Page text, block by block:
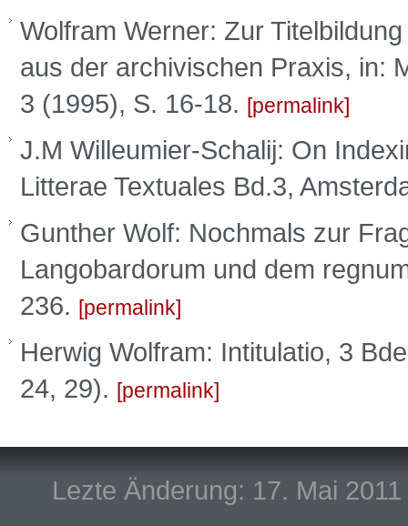
Wolfram Werner: Zur
aus der archivischen Praxis, in:
3 (1995), S. 16-18.
permalink
J.M Willeumier-Schalij: On
Litterae Textuales Bd.3,
Gunther Wolf: Nochmals zur
Langobardorum und dem
236.
permalink
Herwig Wolfram: Intitulatio, 3
24, 29).
permalink
Lezte Änderung: 17. Mai